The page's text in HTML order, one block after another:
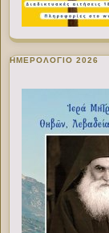
ΗΜΕΡΟΛΟΓΙΟ 2026